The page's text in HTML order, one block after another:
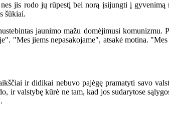
jis rodo jų rūpestį bei norą įsijungti į gyvenimą
šūkiai.
jaunimo mažu domėjimusi komunizmu.
"Mes jiems nepasakojame", atsakė motina.
ir didikai nebuvo pajėgę pramatyti savo
ir valstybę kūrė ne tam, kad jos sudarytose